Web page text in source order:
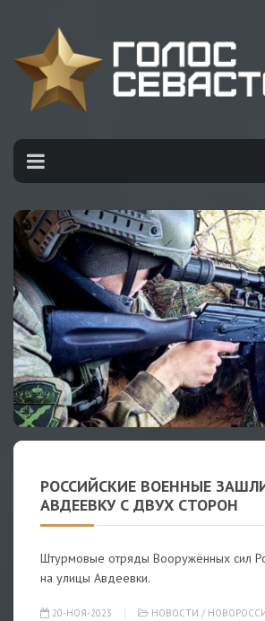
РОССИЙСКИЕ ВОЕННЫЕ
АВДЕЕВКУ С ДВУХ СТОРОН
Штурмовые отряды Вооружённых сил
на улицы Авдеевки.
20-НОЯ-2023 НОВОСТИ /